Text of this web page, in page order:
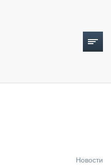
Новости